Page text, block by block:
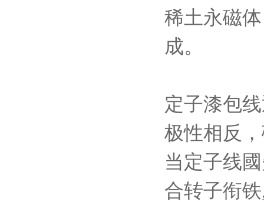
稀土永磁
成。
定子漆包
极性相反
当定子线
合转子衔